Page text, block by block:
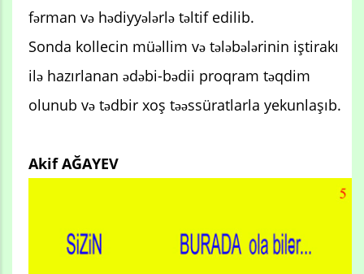
fərman və hədiyyələrlə təltif edilib.
Sonda kollecin müəllim və tələbələrinin iştirakı
ilə hazırlanan ədəbi-bədii proqram təqdim
olunub və tədbir xoş təəssüratlarla yekunlaşıb.
Akif AĞAYEV